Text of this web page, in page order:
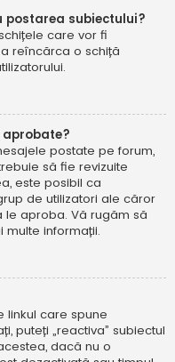
postarea subiectului?
care vor fi
reîncărca o schiță
aprobate?
postate pe forum,
să fie revizuite
este posibil ca
de utilizatori ale căror
le aproba. Vă rugăm să
multe informații.
linkul care spune
puteți „reactiva” subiectul
dacă nu o